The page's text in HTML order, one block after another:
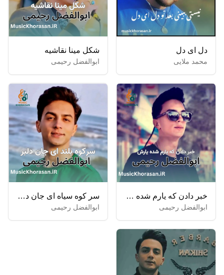
دل ای دل
محمد ملایی
شکل مینا نقاشیه
ابوالفضل رحیمی
خبر دادن که یارم شده یارش
ابوالفضل رحیمی
سر کوه سیاه ای جان دلبر
ابوالفضل رحیمی